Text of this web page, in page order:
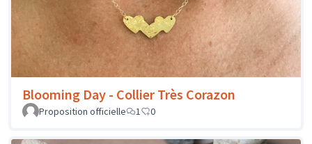
Blooming Day - Collier Très Corazon
Proposition officielle 1 0